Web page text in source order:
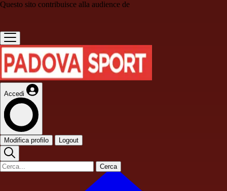
Questo sito contribuisce alla audience de
Accedi
Modifica profilo Logout
Cerca